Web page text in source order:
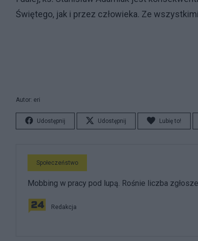
Świętego, jak i przez człowieka. Ze
Autor: eri
Udostępnij Udostępnij Lubię to!
Społeczeństwo
Mobbing w pracy pod lupą. Rośnie liczba
Redakcja